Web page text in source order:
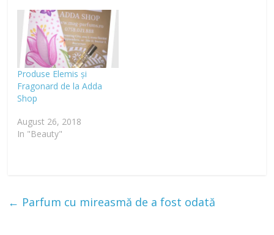
Produse Elemis și
Fragonard de la Adda
Shop
August 26, 2018
In "Beauty"
← Parfum cu mireasmă de a fost odată